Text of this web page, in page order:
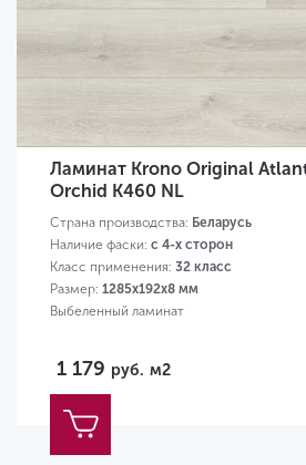
Ламинат Krono Original
Orchid K460 NL
Страна производства: Беларусь
Наличие фаски: с 4-х сторон
Класс применения: 32 класс
Размер: 1285х192х8 мм
Выбеленный ламинат
1 179 руб. м2